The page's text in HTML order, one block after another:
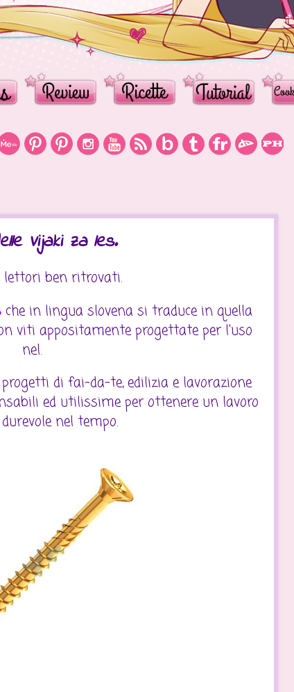
Vijaki za les.
ben ritrovati.
che in lingua slovena si traduce in quella
viti appositamente progettate per l'uso
nel.
di fai-da-te, edilizia e lavorazione
ed utilissime per ottenere un lavoro
nel tempo.